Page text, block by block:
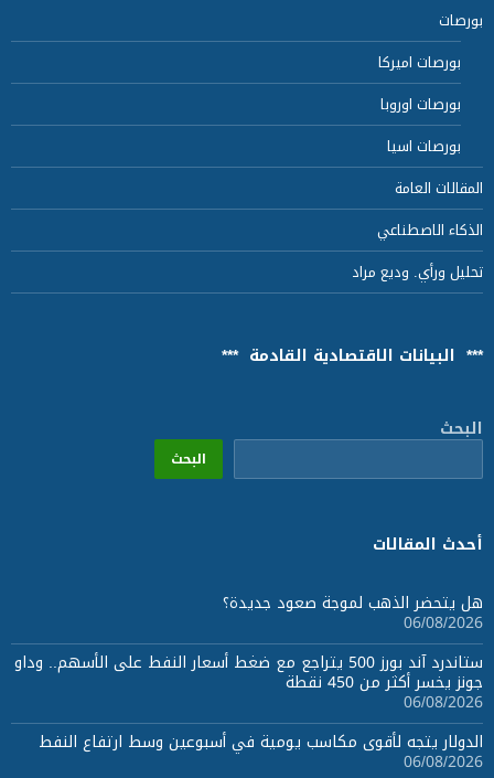
بورصات
بورصات اميركا
بورصات اوروبا
بورصات اسيا
المقالات العامة
الذكاء الاصطناعي
تحليل ورأي. وديع مراد
*** البيانات الاقتصادية القادمة ***
البحث
البحث
أحدث المقالات
هل يتحضر الذهب لموجة صعود جديدة؟
06/08/2026
ستاندرد آند بورز 500 يتراجع مع ضغط أسعار النفط على الأسهم.. وداو
جونز يخسر أكثر من 450 نقطة
06/08/2026
الدولار يتجه لأقوى مكاسب يومية في أسبوعين وسط ارتفاع النفط
06/08/2026